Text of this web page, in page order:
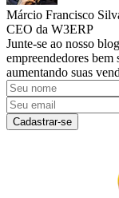
Márcio Francisco
CEO da W3ERP
Junte-se ao nosso
empreendedores bem
aumentando suas
Cadastrar-se